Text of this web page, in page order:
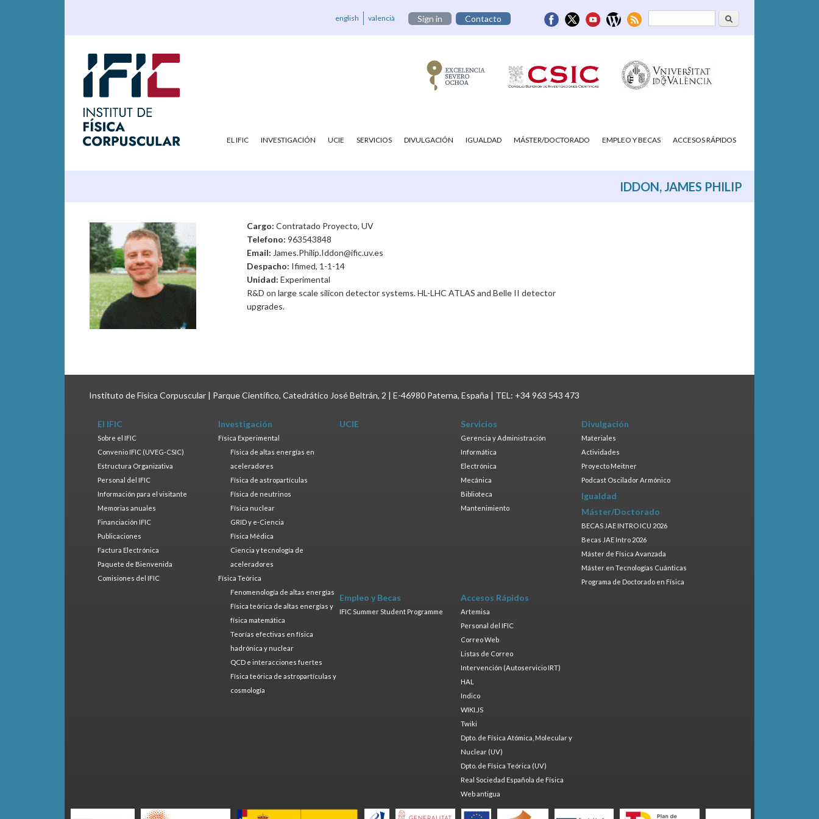
Formulario deBuscar
english valencià Sign in Contacto
EL IFIC INVESTIGACIÓN UCIE SERVICIOS DIVULGACIÓN IGUALDAD MÁSTER/DOCTORADO EMPLEO Y BECAS ACCESOS RÁPIDOS
IDDON, JAMES PHILIP
Cargo: Contratado Proyecto, UV
Telefono: 963543848
Email: James.Philip.Iddon@ific.uv.es
Despacho: Ifimed, 1-1-14
Unidad: Experimental
R&D on large scale silicon detector systems. HL-LHC ATLAS and Belle II detector
upgrades.
Instituto de Física Corpuscular | Parque Científico, Catedrático José Beltrán, 2 | E-46980 Paterna, España | TEL: +34 963 543 473
El IFIC
Sobre el IFIC
Convenio IFIC (UVEG-CSIC)
Estructura Organizativa
Personal del IFIC
Información para el visitante
Memorias anuales
Financiación IFIC
Publicaciones
Factura Electrónica
Paquete de Bienvenida
Comisiones del IFIC
Investigación
Física Experimental
Física de altas energías en
aceleradores
Física de astropartículas
Física de neutrinos
Física nuclear
GRID y e-Ciencia
Física Médica
Ciencia y tecnología de
aceleradores
Física Teórica
Fenomenología de altas energías
Física teórica de altas energías y
física matemática
Teorías efectivas en física
hadrónica y nuclear
QCD e interacciones fuertes
Física teórica de astropartículas y
cosmología
UCIE Servicios
Gerencia y Administración
Informática
Electrónica
Mecánica
Biblioteca
Mantenimiento
Divulgación
Materiales
Actividades
Proyecto Meitner
Podcast Oscilador Armónico
Igualdad
Máster/Doctorado
BECAS JAE INTRO ICU 2026
Becas JAE Intro 2026
Máster de Física Avanzada
Máster en Tecnologías Cuánticas
Programa de Doctorado en Física
Empleo y Becas
IFIC Summer Student Programme
Accesos Rápidos
Artemisa
Personal del IFIC
Correo Web
Listas de Correo
Intervención (Autoservicio IRT)
HAL
Indico
WIKI.JS
Twiki
Dpto. de Física Atómica, Molecular y
Nuclear (UV)
Dpto. de Física Teórica (UV)
Real Sociedad Española de Física
Web antigua